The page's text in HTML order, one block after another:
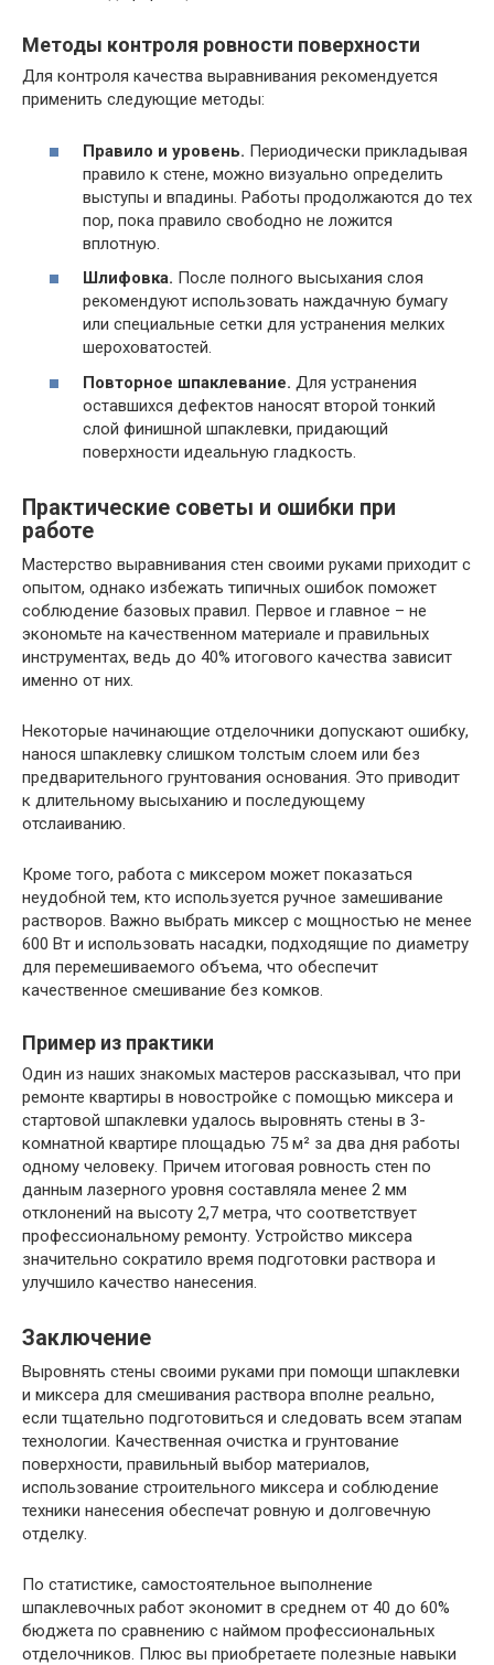
Методы контроля ровности поверхности
Для контроля качества выравнивания рекомендуется
применить следующие методы:
Правило и уровень. Периодически прикладывая
правило к стене, можно визуально определить
выступы и впадины. Работы продолжаются до тех
пор, пока правило свободно не ложится
вплотную.
Шлифовка. После полного высыхания слоя
рекомендуют использовать наждачную бумагу
или специальные сетки для устранения мелких
шероховатостей.
Повторное шпаклевание. Для устранения
оставшихся дефектов наносят второй тонкий
слой финишной шпаклевки, придающий
поверхности идеальную гладкость.
Практические советы и ошибки при
работе
Мастерство выравнивания стен своими руками приходит с
опытом, однако избежать типичных ошибок поможет
соблюдение базовых правил. Первое и главное – не
экономьте на качественном материале и правильных
инструментах, ведь до 40% итогового качества зависит
именно от них.
Некоторые начинающие отделочники допускают ошибку,
нанося шпаклевку слишком толстым слоем или без
предварительного грунтования основания. Это приводит
к длительному высыханию и последующему
отслаиванию.
Кроме того, работа с миксером может показаться
неудобной тем, кто используется ручное замешивание
растворов. Важно выбрать миксер с мощностью не менее
600 Вт и использовать насадки, подходящие по диаметру
для перемешиваемого объема, что обеспечит
качественное смешивание без комков.
Пример из практики
Один из наших знакомых мастеров рассказывал, что при
ремонте квартиры в новостройке с помощью миксера и
стартовой шпаклевки удалось выровнять стены в 3-
комнатной квартире площадью 75 м² за два дня работы
одному человеку. Причем итоговая ровность стен по
данным лазерного уровня составляла менее 2 мм
отклонений на высоту 2,7 метра, что соответствует
профессиональному ремонту. Устройство миксера
значительно сократило время подготовки раствора и
улучшило качество нанесения.
Заключение
Выровнять стены своими руками при помощи шпаклевки
и миксера для смешивания раствора вполне реально,
если тщательно подготовиться и следовать всем этапам
технологии. Качественная очистка и грунтование
поверхности, правильный выбор материалов,
использование строительного миксера и соблюдение
техники нанесения обеспечат ровную и долговечную
отделку.
По статистике, самостоятельное выполнение
шпаклевочных работ экономит в среднем от 40 до 60%
бюджета по сравнению с наймом профессиональных
отделочников. Плюс вы приобретаете полезные навыки